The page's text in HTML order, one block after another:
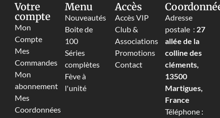
Votre
compte
Mon
Compte
Mes
Commandes
Mon
abonnement
Mes
Coordonnées
Menu
Nouveautés
Boite de
100
Séries
complètes
Fève à
l'unité
Accès
Accès VIP
Club &
Associations
Promotions
Contact
Adresse
postale : 27
allée de la
colline des
cléments,
13500
Martigues,
France
Téléphone :